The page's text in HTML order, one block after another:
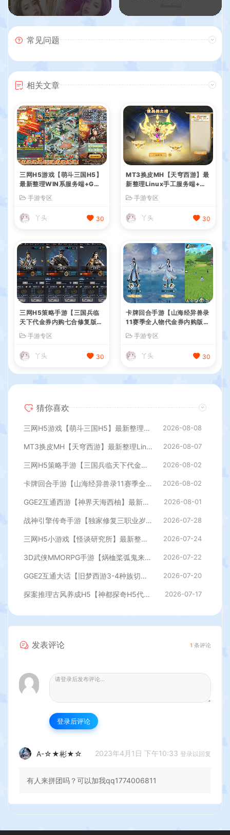
常见问题
相关文章
三网H5游戏【萌斗三国H5】
最新整理WIN系服务端+GM
后台+详细搭建教程
手游专区
丫头 30
MT3换皮MH【天穹西游】最
新整理Linux手工服务端+安
卓苹果双端+GM后台+详细搭
建教程+全套源码+视频教程
手游专区
丫头 30
三网H5策略手游【三国兵临
天下代金券内购七合修复版】
+Linux手工服务端+管理后台
+GM授权后台+简易安卓客户
端+详细搭建教程+视频教程
手游专区
丫头 30
卡牌回合手游【山海经异兽录
11赛季全人物代金券内购版】
GM后台+管理后台+热更修改
工具+安卓+详细搭建教程
手游专区
丫头 30
猜你喜欢
三网H5游戏【萌斗三国H5】最新整理WIN系服务端+GM后台+详细搭建教程 2026-08-08
MT3换皮MH【天穹西游】最新整理Linux手工服务端+安卓苹果双端+GM后台+详细搭建教程+全套源码+视频教程 2026-08-07
三网H5策略手游【三国兵临天下代金券内购七合修复版】最新整理单机一键即玩镜像端+Linux手工服务端+管理后台+GM授权后台+简易安卓客户端+详细搭建教程+视频教程 2026-08-02
卡牌回合手游【山海经异兽录11赛季全人物代金券内购版】最新整理WIN系服务端+授权GM后台+管理后台+热更修改工具+安卓+详细搭建教程 2026-08-02
GGE2互通西游【神界天海西柚】最新整理Win系服务端+安卓苹果PC三端+内置GM工具+全套源码+详细搭建教程 2026-08-01
战神引擎传奇手游【独家修复三职业岁月无限刀-白猪3.0】最新整理Win系特色服务端+安卓苹果双端+GM授权后台+详细搭建教程 2026-07-28
三网H5小游戏【怪谈研究所】最新整理WIN系服务端+Linux手工服务端+详细搭建教程 2026-07-24
3D武侠MMORPG手游【焫桖桨弧鬼来7职业精修代金券内购版】最新整Linux手工服务端+安卓苹果双端+CDK授权后台+详细搭建教程 2026-07-22
GGE2互通大话【旧梦西游3-4种族切换】最新整理Win系服务端+安卓PC互通客户端+内置GM工具+全套源码+详细搭建教程 2026-07-20
探案推理古风养成H5【神都探奇H5代金券内购版】最新整理单机一键即玩镜像端+Linux手工服务端+CDK授权后台+详细搭建教程 2026-07-17
发表评论 1 条评论
登录后评论
A-☆★彬★☆ 2023年4月1日 下午10:33 登录以回复
有人来拼团吗？可以加我qq1774006811